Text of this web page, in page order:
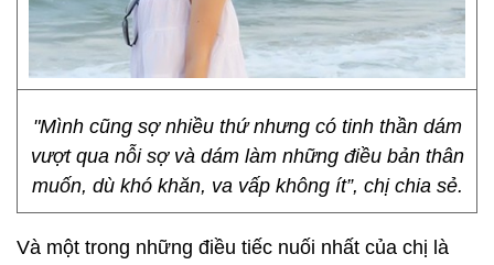
"Mình cũng sợ nhiều thứ nhưng có tinh thần dám
vượt qua nỗi sợ và dám làm những điều bản thân
muốn, dù khó khăn, va vấp không ít”, chị chia sẻ.
Và một trong những điều tiếc nuối nhất của chị là